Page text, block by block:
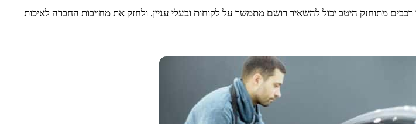
מתוחזק היטב יכול להשאיר רושם מתמשך על לקוחות ובעלי עניין, ולחזק את מחויבות החברה לאיכות